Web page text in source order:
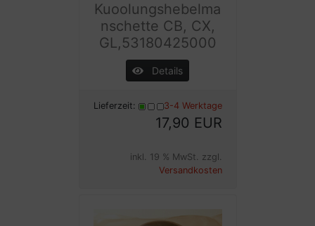
Kuoolungshebelma
nschette CB, CX,
GL,53180425000
Details
Lieferzeit: 3-4 Werktage
17,90 EUR
inkl. 19 % MwSt. zzgl.
Versandkosten